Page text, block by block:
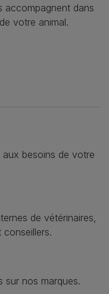
accompagnent dans
votre animal.​
aux besoins de votre
de vétérinaires,
sur nos marques.